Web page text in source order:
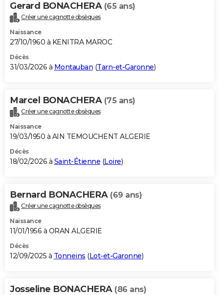
Alimentation
Guide de la santé
Maladies
Médicaments
Sommeil
VOYAGE
Destinations
City break
Voyage nature
Voyage de noces
Forum
Climat
+PHOTO
GUIDES D'ACHAT
BONS PLANS
Carte de Noël
Carte Bonne année
Carte Saint-Valentin
Carte Pâques
Carte d'anniversaire
DICTIONNAIRE
Dictionnaire
Biographies
Citations
Expressions
Proverbes
PROGRAMME TV
S'inscrire
Se connecter
Lycées
Collèges
Primaires
Universités
Entreprises
Service militaire
Avis de recherche
AVIS DE DÉCÈS
Bricolage
Lifestyle
Culture
Sport
Auto
Television
Voyage
Cinema
Gerard BONACHERA (65 ans)
Créer une cagnotte obsèques
Naissance
27/10/1960 à KENITRA MAROC
Décès
31/03/2026 à Montauban (Tarn-et-Garonne)
Marcel BONACHERA (75 ans)
Créer une cagnotte obsèques
Naissance
19/03/1950 à AIN TEMOUCHENT ALGERIE
Décès
18/02/2026 à Saint-Étienne (Loire)
Bernard BONACHERA (69 ans)
Créer une cagnotte obsèques
Naissance
11/01/1956 à ORAN ALGERIE
Décès
12/09/2025 à Tonneins (Lot-et-Garonne)
Josseline BONACHERA (86 ans)